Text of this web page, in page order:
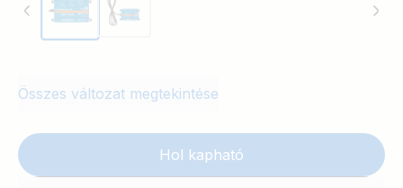
Összes változat megtekintése
Hol kapható